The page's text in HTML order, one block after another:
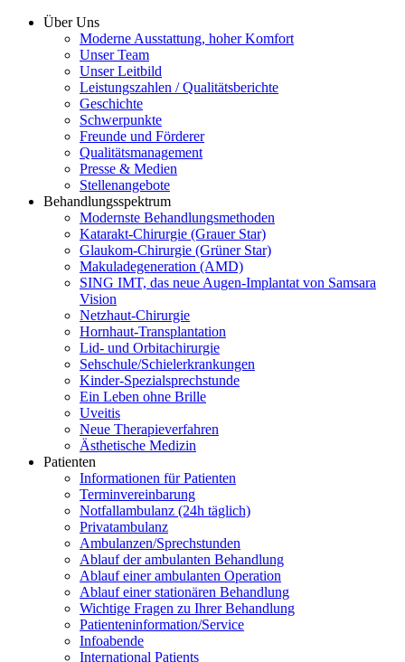
Über Uns
Moderne Ausstattung, hoher Komfort
Unser Team
Unser Leitbild
Leistungszahlen / Qualitätsberichte
Geschichte
Schwerpunkte
Freunde und Förderer
Qualitätsmanagement
Presse & Medien
Stellenangebote
Behandlungsspektrum
Modernste Behandlungsmethoden
Katarakt-Chirurgie (Grauer Star)
Glaukom-Chirurgie (Grüner Star)
Makuladegeneration (AMD)
SING IMT, das neue Augen-Implantat von Samsara
Vision
Netzhaut-Chirurgie
Hornhaut-Transplantation
Lid- und Orbitachirurgie
Sehschule/Schielerkrankungen
Kinder-Spezialsprechstunde
Ein Leben ohne Brille
Uveitis
Neue Therapieverfahren
Ästhetische Medizin
Patienten
Informationen für Patienten
Terminvereinbarung
Notfallambulanz (24h täglich)
Privatambulanz
Ambulanzen/Sprechstunden
Ablauf der ambulanten Behandlung
Ablauf einer ambulanten Operation
Ablauf einer stationären Behandlung
Wichtige Fragen zu Ihrer Behandlung
Patienteninformation/Service
Infoabende
International Patients